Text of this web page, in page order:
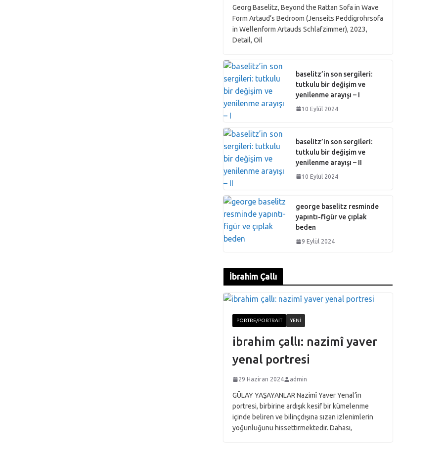
Georg Baselitz, Beyond the Rattan Sofa in Wave
Form Artaud’s Bedroom (Jenseits Peddigrohrsofa
in Wellenform Artauds Schlafzimmer), 2023,
Detail, Oil
baselitz’in son sergileri:
tutkulu bir değişim ve
yenilenme arayışı – I
10 Eylül 2024
baselitz’in son sergileri:
tutkulu bir değişim ve
yenilenme arayışı – II
10 Eylül 2024
george baselitz resminde
yapıntı-figür ve çıplak
beden
9 Eylül 2024
İbrahim Çallı
PORTRE/PORTRAIT YENI
ibrahim çallı: nazimî yaver
yenal portresi
29 Haziran 2024 admin
GÜLAY YAŞAYANLAR Nazimî Yaver Yenal’in
portresi, birbirine ardışık kesif bir kümelenme
içinde beliren ve bilinçdışına sızan izlenimlerin
yoğunluğunu hissettirmektedir. Dahası,